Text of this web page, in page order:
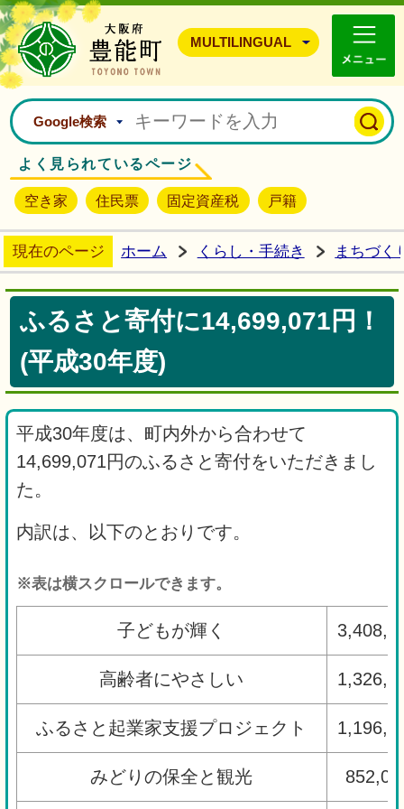
豊能町ホームページ
MULTILINGUAL
Google検索
よく見られているページ
空き家 住民票 固定資産税 戸籍
現在のページ ホーム くらし・手続き まちづく
ふるさと寄付に14,699,071円！
(平成30年度)
平成30年度は、町内外から合わせて
14,699,071円のふるさと寄付をいただきまし
た。
内訳は、以下のとおりです。
※表は横スクロールできます。
子どもが輝く
高齢者にやさしい
ふるさと起業家支援プロジェクト
みどりの保全と観光